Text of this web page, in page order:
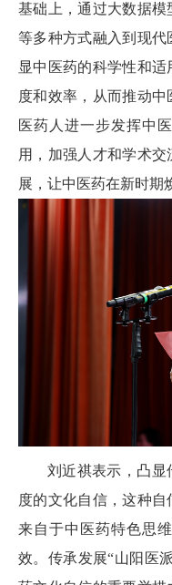
基础上，通过大数据
等多种方式融入到现
显中医药的科学性和
度和效率，从而推动
医药人进一步发挥中
用，加强人才和学术
展，让中医药在新时期
刘近祺表示，凸显
度的文化自信，这种自
来自于中医药特色思
效。传承发展“山阳医